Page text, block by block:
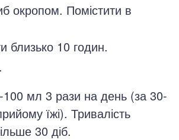
окропом. Помістити в
близько 10 годин.
мл 3 рази на день (за 30-
їжі). Тривалість
30 діб.